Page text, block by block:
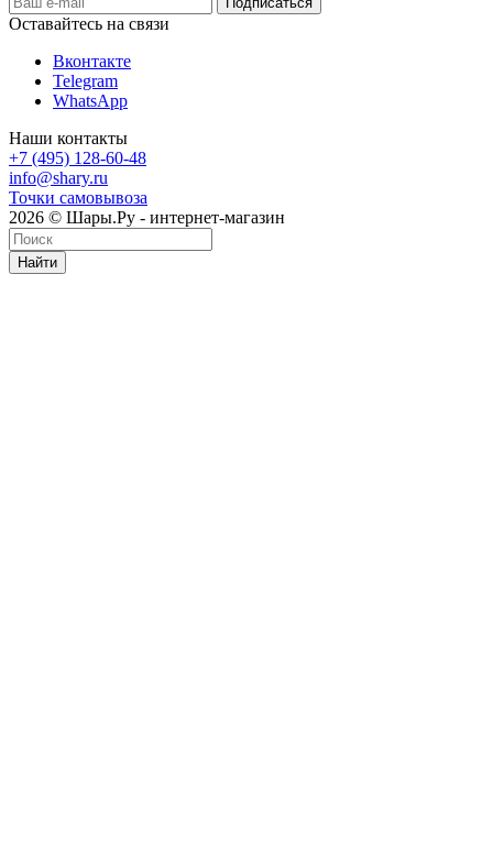
Оставайтесь на связи
Вконтакте
Telegram
WhatsApp
Наши контакты
+7 (495) 128-60-48
info@shary.ru
Точки самовывоза
2026 © Шары.Ру - интернет-магазин
Найти